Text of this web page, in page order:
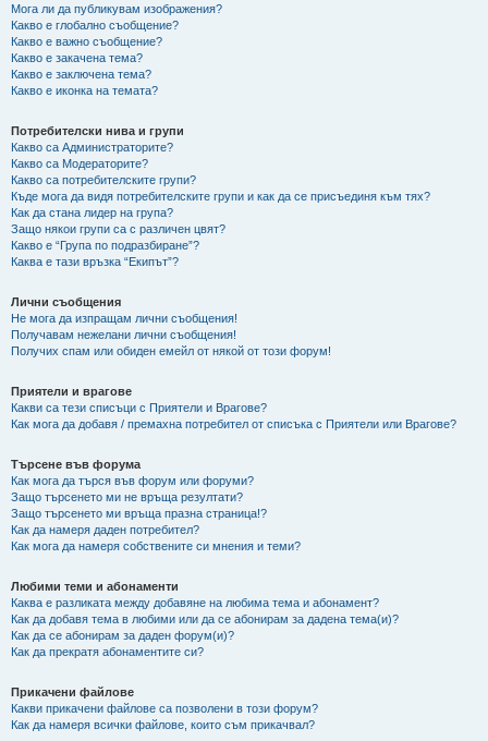
Мога ли да публикувам изображения?
Какво е глобално съобщение?
Какво е важно съобщение?
Какво е закачена тема?
Какво е заключена тема?
Какво е иконка на темата?
Потребителски нива и групи
Какво са Администраторите?
Какво са Модераторите?
Какво са потребителските групи?
Къде мога да видя потребителските групи и как да се присъединя към тях?
Как да стана лидер на група?
Защо някои групи са с различен цвят?
Какво е “Група по подразбиране”?
Каква е тази връзка “Екипът”?
Лични съобщения
Не мога да изпращам лични съобщения!
Получавам нежелани лични съобщения!
Получих спам или обиден емейл от някой от този форум!
Приятели и врагове
Какви са тези списъци с Приятели и Врагове?
Как мога да добавя / премахна потребител от списъка с Приятели или Врагове?
Търсене във форума
Как мога да търся във форум или форуми?
Защо търсенето ми не връща резултати?
Защо търсенето ми връща празна страница!?
Как да намеря даден потребител?
Как мога да намеря собствените си мнения и теми?
Любими теми и абонаменти
Каква е разликата между добавяне на любима тема и абонамент?
Как да добавя тема в любими или да се абонирам за дадена тема(и)?
Как да се абонирам за даден форум(и)?
Как да прекратя абонаментите си?
Прикачени файлове
Какви прикачени файлове са позволени в този форум?
Как да намеря всички файлове, които съм прикачвал?